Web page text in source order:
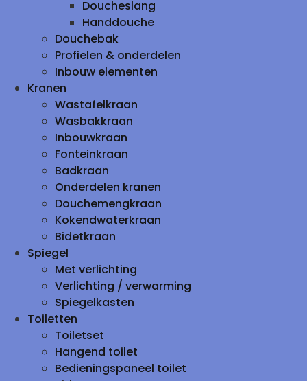
Doucheslang
Handdouche
Douchebak
Profielen & onderdelen
Inbouw elementen
Kranen
Wastafelkraan
Wasbakkraan
Inbouwkraan
Fonteinkraan
Badkraan
Onderdelen kranen
Douchemengkraan
Kokendwaterkraan
Bidetkraan
Spiegel
Met verlichting
Verlichting / verwarming
Spiegelkasten
Toiletten
Toiletset
Hangend toilet
Bedieningspaneel toilet